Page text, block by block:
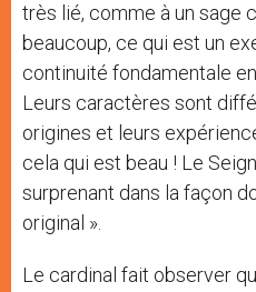
très lié, comme à un sage
beaucoup, ce qui est un
continuité fondamentale
Leurs caractères sont
origines et leurs
cela qui est beau ! Le
surprenant dans la façon
original ».
Le cardinal fait observer